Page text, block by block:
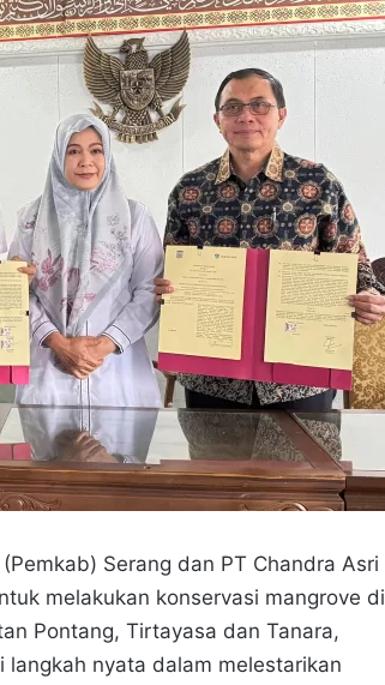
Serang dan PT Chandra Asri
melakukan konservasi mangrove di
Pontang, Tirtayasa dan Tanara,
langkah nyata dalam melestarikan